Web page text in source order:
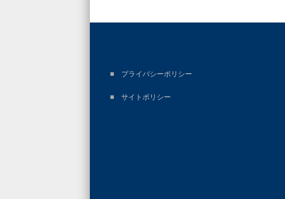
■ プライバシーポリシー
■ サイトポリシー